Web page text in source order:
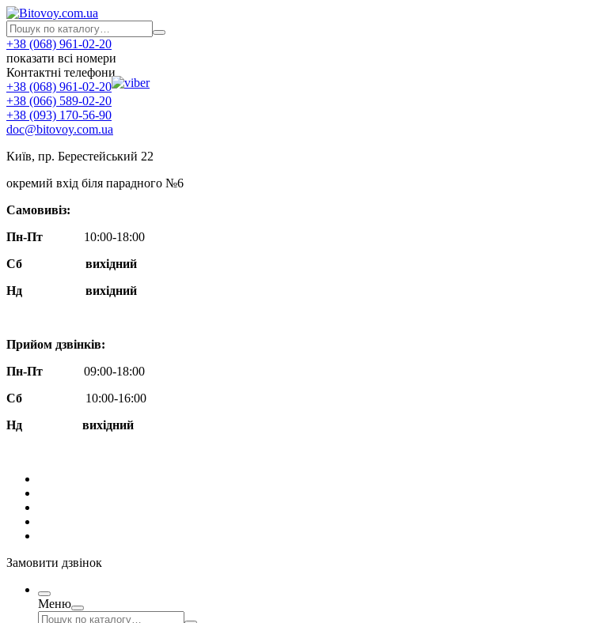
+38 (068) 961-02-20
показати всі номери
Контактні телефони
+38 (068) 961-02-20
+38 (066) 589-02-20
+38 (093) 170-56-90
doc@bitovoy.com.ua
Київ, пр. Берестейський 22
окремий вхід біля парадного №6
Самовивіз:
Пн-Пт
10:00-18:00
Сб
вихідний
Нд
вихідний
Прийом дзвінків:
Пн-Пт
09:00-18:00
Сб
10:00-16:00
Нд вихідний
Замовити дзвінок
Меню